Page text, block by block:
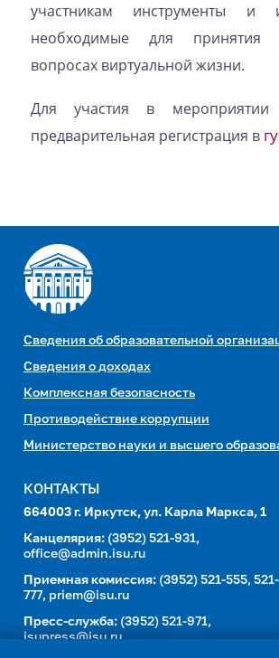
участникам инструменты и
необходимые для
вопросах виртуальной жизни.
Для участия в мероприятии
предварительная регистрация в
Сведения об образовательной
Сведения о доходах
Комплексная безопасность
Противодействие коррупции
Министерство науки и высшего
КОНТАКТЫ
664003 г. Иркутск, ул. Карла Маркса, 1
Канцелярия: (3952) 521-931,
office@admin.isu.ru
Приемная комиссия: (3952) 521-555, 521-
777, priem@isu.ru
Пресс-служба: (3952) 521-971,
isupress@isu.ru